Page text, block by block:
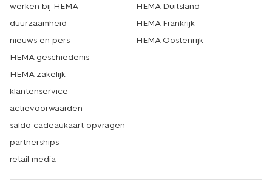
werken bij HEMA
duurzaamheid
nieuws en pers
HEMA geschiedenis
HEMA zakelijk
klantenservice
actievoorwaarden
saldo cadeaukaart opvragen
partnerships
retail media
HEMA Duitsland
HEMA Frankrijk
HEMA Oostenrijk